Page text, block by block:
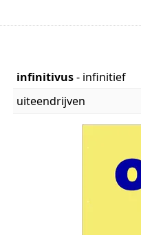
infinitivus- infinitief
uiteendrijven